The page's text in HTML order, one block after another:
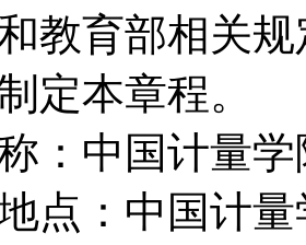
教育部相关
制定本章程
：中国计量
点：中国计